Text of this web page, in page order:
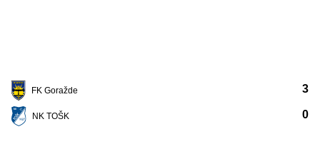
FK Goražde
NK TOŠK
3
0